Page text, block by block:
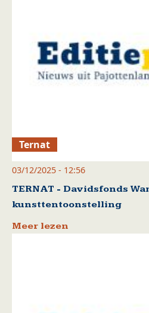
Ternat
03/12/2025 - 12:56
TERNAT - Davidsfonds
kunsttentoonstelling
Meer lezen